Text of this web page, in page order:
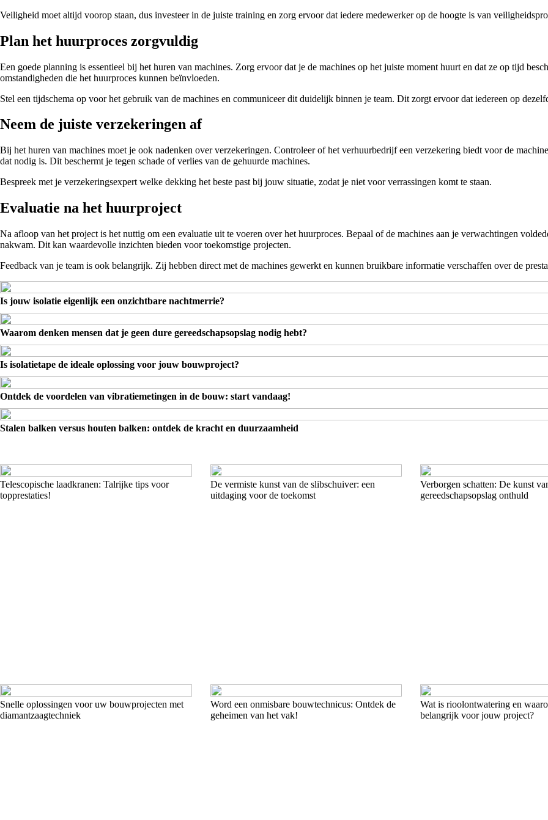
Veiligheid moet altijd voorop staan, dus investeer in de juiste training en zorg ervoor dat iedere medewerker op de hoogte is van
Plan het huurproces zorgvuldig
Een goede planning is essentieel bij het huren van machines. Zorg ervoor dat je de machines op het juiste moment huurt en dat ze op tijd
omstandigheden die het huurproces kunnen beïnvloeden.
Stel een tijdschema op voor het gebruik van de machines en communiceer dit duidelijk binnen je team. Dit zorgt ervoor dat iedereen op
Neem de juiste verzekeringen af
Bij het huren van machines moet je ook nadenken over verzekeringen. Controleer of het verhuurbedrijf een verzekering biedt voor de
dat nodig is. Dit beschermt je tegen schade of verlies van de gehuurde machines.
Bespreek met je verzekeringsexpert welke dekking het beste past bij jouw situatie, zodat je niet voor verrassingen komt te staan.
Evaluatie na het huurproject
Na afloop van het project is het nuttig om een evaluatie uit te voeren over het huurproces. Bepaal of de machines aan je verwachtingen
nakwam. Dit kan waardevolle inzichten bieden voor toekomstige projecten.
Feedback van je team is ook belangrijk. Zij hebben direct met de machines gewerkt en kunnen bruikbare informatie verschaffen over de
Is jouw isolatie eigenlijk een onzichtbare nachtmerrie?
Waarom denken mensen dat je geen dure gereedschapsopslag nodig hebt?
Is isolatietape de ideale oplossing voor jouw bouwproject?
Ontdek de voordelen van vibratiemetingen in de bouw: start vandaag!
Stalen balken versus houten balken: ontdek de kracht en duurzaamheid
Telescopische laadkranen: Talrijke tips voor
topprestaties!
De vermiste kunst van de slibschuiver: een
uitdaging voor de toekomst
Verborgen schatten: De kunst
gereedschapsopslag onthuld
Snelle oplossingen voor uw bouwprojecten met
diamantzaagtechniek
Word een onmisbare bouwtechnicus: Ontdek de
geheimen van het vak!
Wat is rioolontwatering en
belangrijk voor jouw project?